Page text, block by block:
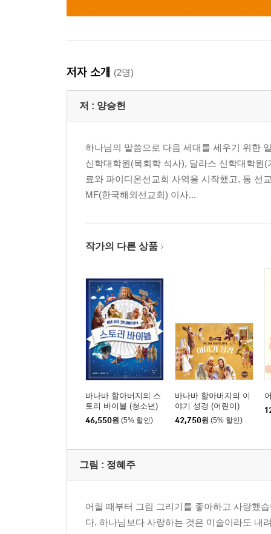
저자 소개 (2명)
저 : 양승헌
하나님의 말씀으로 다음 세대를 세우기 위한
신학대학원(목회학 석사), 달라스 신학대학원
료와 파이디온선교회 사역을 시작했고, 동 선
MF(한국해외선교회) 이사...
작가의 다른 상품
바나바 할아버지의 스
토리 바이블 (청소년)
46,550원 (5% 할인)
바나바 할아버지의 이
야기 성경 (어린이)
42,750원 (5% 할인)
그림 : 정혜주
어릴 때부터 그림 그리기를 좋아하고 사랑했
다. 하나님보다 사랑하는 것은 미술이라도 내